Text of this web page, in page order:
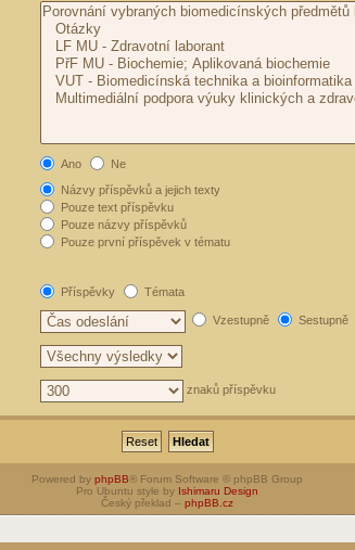
Ano
Ne
Názvy příspěvků a jejich texty
Pouze text příspěvku
Pouze názvy příspěvků
Pouze první příspěvek v tématu
Příspěvky
Témata
Vzestupně Sestupně
znaků příspěvku
Powered by phpBB® Forum Software © phpBB Group
Pro Ubuntu style by Ishimaru Design
Český překlad – phpBB.cz